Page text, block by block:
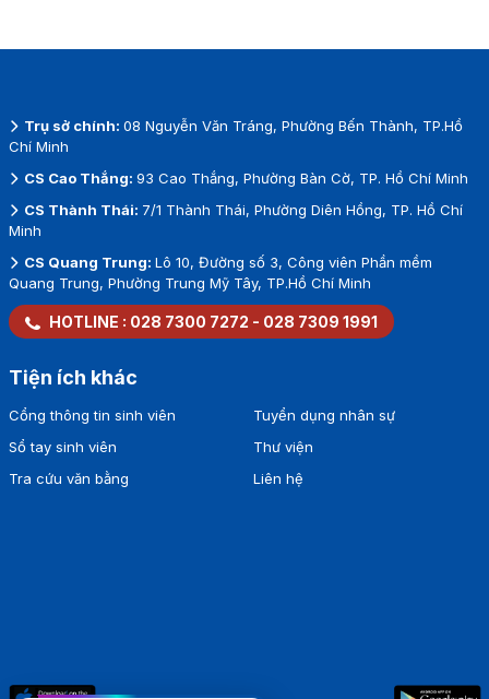
Trụ sở chính: 08 Nguyễn Văn Tráng, Phường Bến Thành, TP.Hồ
Chí Minh
CS Cao Thắng: 93 Cao Thắng, Phường Bàn Cờ, TP. Hồ Chí Minh
CS Thành Thái: 7/1 Thành Thái, Phường Diên Hồng, TP. Hồ Chí
Minh
CS Quang Trung: Lô 10, Đường số 3, Công viên Phần mềm
Quang Trung, Phường Trung Mỹ Tây, TP.Hồ Chí Minh
HOTLINE : 028 7300 7272 - 028 7309 1991
Tiện ích khác
Cổng thông tin sinh viên
Sổ tay sinh viên
Tra cứu văn bằng
Tuyển dụng nhân sự
Thư viện
Liên hệ